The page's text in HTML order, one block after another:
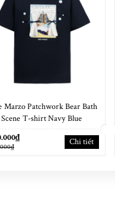
Marzo Patchwork Bear Bath
Scene T-shirt Navy Blue
Chi tiết